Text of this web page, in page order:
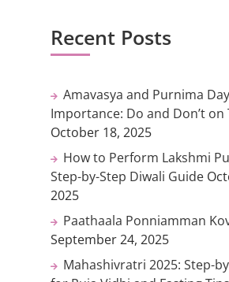
Recent Posts
Amavasya and Purnima
Importance: Do and Don’t on
October 18, 2025
How to Perform Lakshmi
Step-by-Step Diwali Guide
2025
Paathaala Ponniamman
September 24, 2025
Mahashivratri 2025: Step-